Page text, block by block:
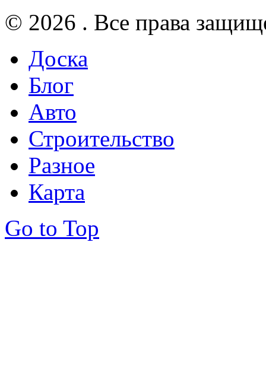
© 2026 . Все права
Доска
Блог
Авто
Строительство
Разное
Карта
Go to Top